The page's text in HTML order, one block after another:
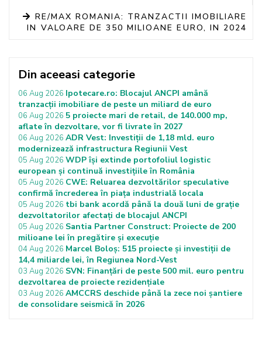
RE/MAX ROMANIA: TRANZACTII IMOBILIARE
IN VALOARE DE 350 MILIOANE EURO, IN 2024
Din aceeasi categorie
06 Aug 2026 Ipotecare.ro: Blocajul ANCPI amână
tranzacții imobiliare de peste un miliard de euro
06 Aug 2026 5 proiecte mari de retail, de 140.000 mp,
aflate în dezvoltare, vor fi livrate în 2027
06 Aug 2026 ADR Vest: Investiții de 1,18 mld. euro
modernizează infrastructura Regiunii Vest
05 Aug 2026 WDP își extinde portofoliul logistic
european și continuă investițiile în România
05 Aug 2026 CWE: Reluarea dezvoltărilor speculative
confirmă încrederea în piața industrială locala
05 Aug 2026 tbi bank acordă până la două luni de grație
dezvoltatorilor afectați de blocajul ANCPI
05 Aug 2026 Santia Partner Construct: Proiecte de 200
milioane lei în pregătire și execuție
04 Aug 2026 Marcel Boloș: 515 proiecte și investiții de
14,4 miliarde lei, în Regiunea Nord-Vest
03 Aug 2026 SVN: Finanțări de peste 500 mil. euro pentru
dezvoltarea de proiecte rezidențiale
03 Aug 2026 AMCCRS deschide până la zece noi șantiere
de consolidare seismică în 2026